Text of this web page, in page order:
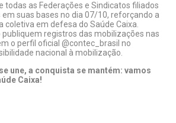
todas as Federações e Sindicatos filiados
suas bases no dia 07/10, reforçando a
em defesa do Saúde Caixa.
registros das mobilizações nas
o perfil oficial @contec_brasil no
nacional à mobilização.
une, a conquista se mantém: vamos
Caixa!